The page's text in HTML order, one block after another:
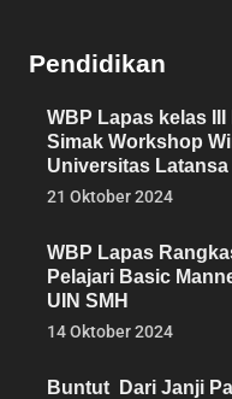
Pendidikan
WBP Lapas kelas
Simak Workshop
Universitas
21 Oktober 2024
WBP Lapas
Pelajari Basic
UIN SMH
14 Oktober 2024
Buntut Dari Janji